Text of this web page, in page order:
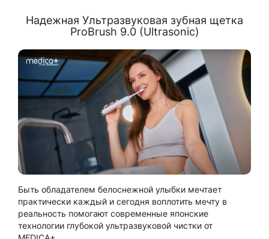
Надежная Ультразвуковая зубная щетка
ProBrush 9.0 (Ultrasonic)
Быть обладателем белоснежной улыбки мечтает
практически каждый и сегодня воплотить мечту в
реальность помогают современные японские
технологии глубокой ультразвуковой чистки от